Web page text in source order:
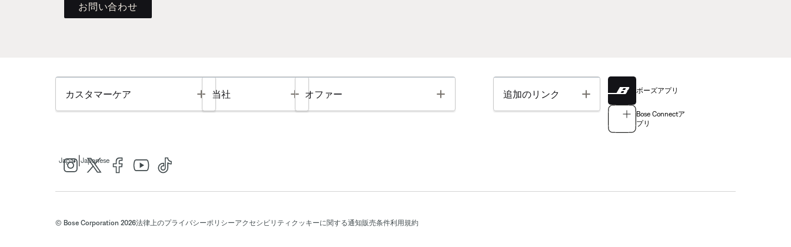
お問い合わせ
カスタマーケア Toggle
当社 Toggle
オファー Toggle 追加のリンク Toggle ボーズアプリ
Bose Connectア
プリ
Japan Japanese
© Bose Corporation 2026法律上のプライバシーポリシーアクセシビリティ クッキーに関する通知販売条件利用規約